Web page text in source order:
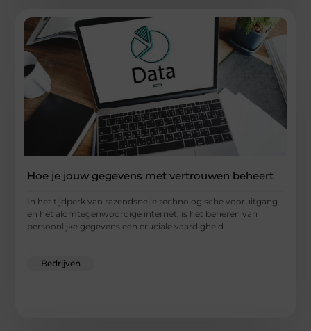
Hoe je jouw gegevens met vertrouwen beheert
In het tijdperk van razendsnelle technologische vooruitgang
en het alomtegenwoordige internet, is het beheren van
persoonlijke gegevens een cruciale vaardigheid
Bedrijven